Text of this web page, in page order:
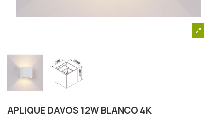
APLIQUE DAVOS 12W BLANCO 4K